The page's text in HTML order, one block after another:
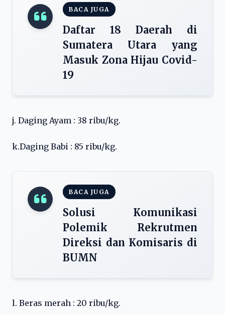
BACA JUGA
Daftar 18 Daerah di
Sumatera Utara yang
Masuk Zona Hijau Covid-
19
j. Daging Ayam : 38 ribu/kg.
k.Daging Babi : 85 ribu/kg.
BACA JUGA
Solusi Komunikasi
Polemik Rekrutmen
Direksi dan Komisaris di
BUMN
l. Beras merah : 20 ribu/kg.